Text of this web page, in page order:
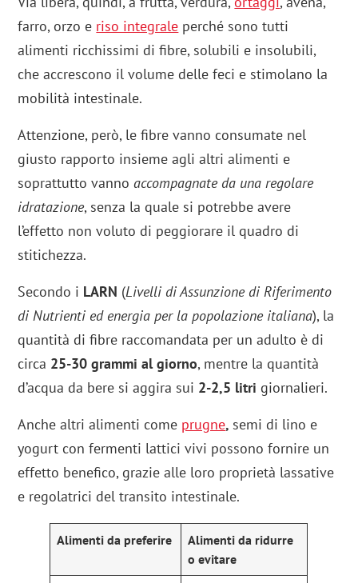
farro, orzo e riso integrale perché sono tutti
alimenti ricchissimi di fibre, solubili e insolubili,
che accrescono il volume delle feci e stimolano la
mobilità intestinale.
Attenzione, però, le fibre vanno consumate nel
giusto rapporto insieme agli altri alimenti e
soprattutto vannoaccompagnate da una regolare
idratazione, senza la quale si potrebbe avere
l’effetto non voluto di peggiorare il quadro di
stitichezza.
Secondo i LARN (Livelli di Assunzione di Riferimento
di Nutrienti ed energia per la popolazione italiana), la
quantità di fibre raccomandata per un adulto è di
circa 25-30 grammi al giorno, mentre la quantità
d’acqua da bere si aggira sui 2-2,5 litri giornalieri.
Anche altri alimenti come prugne, semi di lino e
yogurt con fermenti lattici vivi possono fornire un
effetto benefico, grazie alle loro proprietà lassative
e regolatrici del transito intestinale.
Alimenti da preferire
Alimenti da ridurre
o evitare